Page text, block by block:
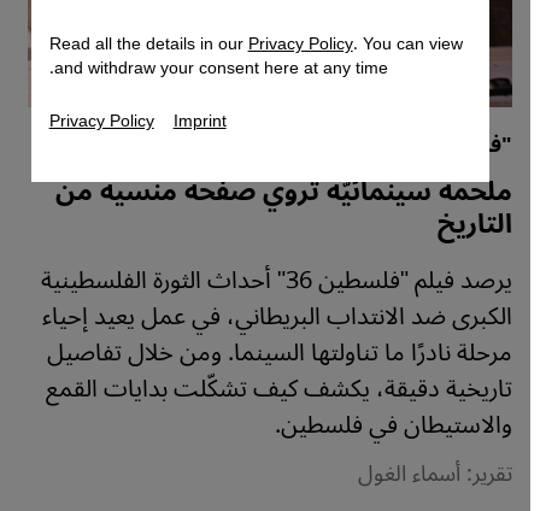
"فلسطين 36"
ملحمة سينمائيّة تروي صفحة منسية من
التاريخ
يرصد فيلم "فلسطين 36" أحداث الثورة الفلسطينية
الكبرى ضد الانتداب البريطاني، في عمل يعيد إحياء
مرحلة نادرًا ما تناولتها السينما. ومن خلال تفاصيل
تاريخية دقيقة، يكشف كيف تشكّلت بدايات القمع
والاستيطان في فلسطين.
تقرير: أسماء الغول
Read all the details in ourPrivacy Policy. You can view
and withdraw your consent here at any time.
Privacy Policy Imprint